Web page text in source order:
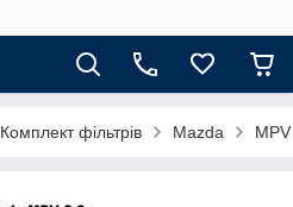
Комплект фільтрів Mazda